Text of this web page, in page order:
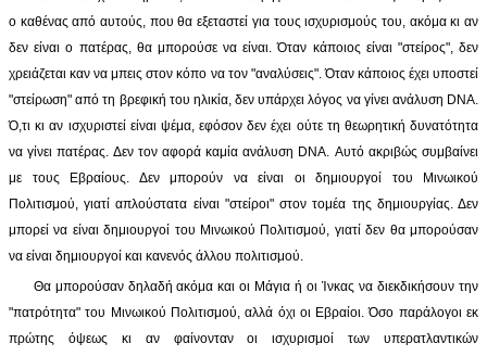
ο καθένας από αυτούς, που θα εξεταστεί για τους ισχυρισμούς του, ακόμα κι αν
δεν είναι ο πατέρας, θα μπορούσε να είναι. Όταν κάποιος είναι "στείρος", δεν
χρειάζεται καν να μπεις στον κόπο να τον "αναλύσεις". Όταν κάποιος έχει υποστεί
"στείρωση" από τη βρεφική του ηλικία, δεν υπάρχει λόγος να γίνει ανάλυση DNA.
Ό,τι κι αν ισχυριστεί είναι ψέμα, εφόσον δεν έχει ούτε τη θεωρητική δυνατότητα
να γίνει πατέρας. Δεν τον αφορά καμία ανάλυση DNA. Αυτό ακριβώς συμβαίνει
με τους Εβραίους. Δεν μπορούν να είναι οι δημιουργοί του Μινωικού
Πολιτισμού, γιατί απλούστατα είναι "στείροι" στον τομέα της δημιουργίας. Δεν
μπορεί να είναι δημιουργοί του Μινωικού Πολιτισμού, γιατί δεν θα μπορούσαν
να είναι δημιουργοί και κανενός άλλου πολιτισμού.
Θα μπορούσαν δηλαδή ακόμα και οι Μάγια ή οι Ίνκας να διεκδικήσουν την
"πατρότητα" του Μινωικού Πολιτισμού, αλλά όχι οι Εβραίοι. Όσο παράλογοι εκ
πρώτης όψεως κι αν φαίνονταν οι ισχυρισμοί των υπερατλαντικών